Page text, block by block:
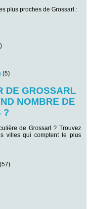
plus proches de Grossarl :
(5)
DE GROSSARL
NOMBRE DE
?
de Grossarl ? Trouvez
villes qui comptent le plus
(57)